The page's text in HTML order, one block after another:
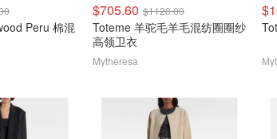
Peru 棉混
$705.60 $1120.00
Toteme 羊驼毛羊毛混纺圈圈纱
高领卫衣
Mytheresa